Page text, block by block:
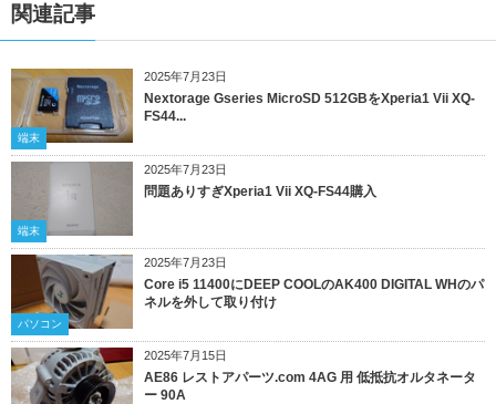
関連記事
2025年7月23日
端末
Nextorage Gseries MicroSD 512GBをXperia1 Vii XQ-
FS44...
2025年7月23日
端末
問題ありすぎXperia1 Vii XQ-FS44購入
2025年7月23日
パソコン
Core i5 11400にDEEP COOLのAK400 DIGITAL WHのパ
ネルを外して取り付け
2025年7月15日
AE86 レストアパーツ.com 4AG 用 低抵抗オルタネータ
ー 90A